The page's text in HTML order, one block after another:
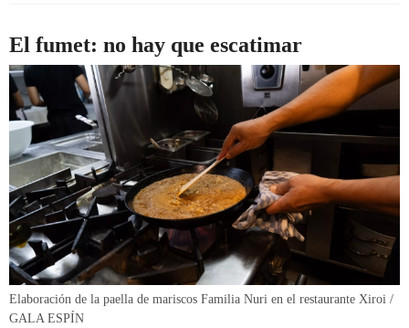
El fumet: no hay que escatimar
Elaboración de la paella de mariscos Familia Nuri en el restaurante Xiroi /
GALA ESPÍN